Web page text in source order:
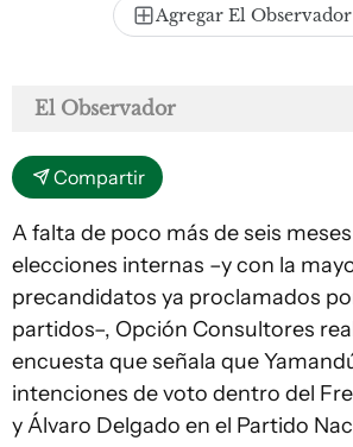
Agregar El
El Observador
Compartir
A falta de poco más de seis
elecciones internas –y con la
precandidatos ya proclamados
partidos–, Opción Consultores
encuesta que señala que
intenciones de voto dentro del
y Álvaro Delgado en el Partido